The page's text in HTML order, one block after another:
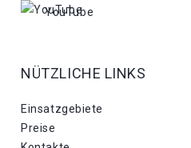
YouTube
NÜTZLICHE LINKS
Einsatzgebiete
Preise